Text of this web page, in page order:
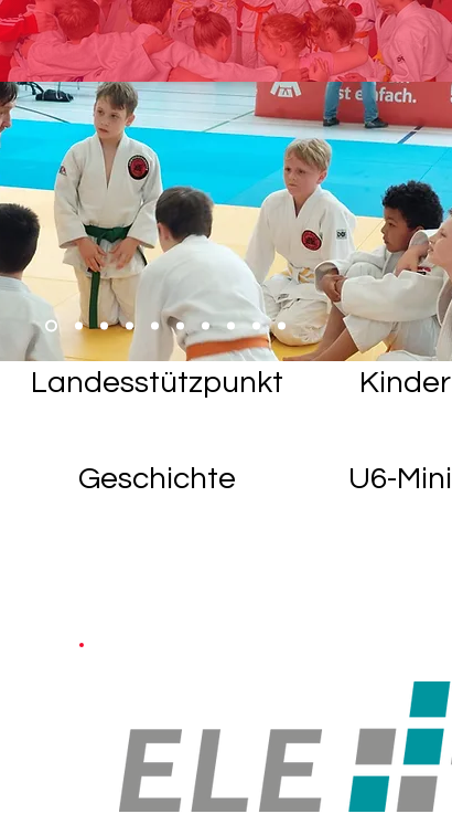
Landesstützpunkt
Geschichte U6-